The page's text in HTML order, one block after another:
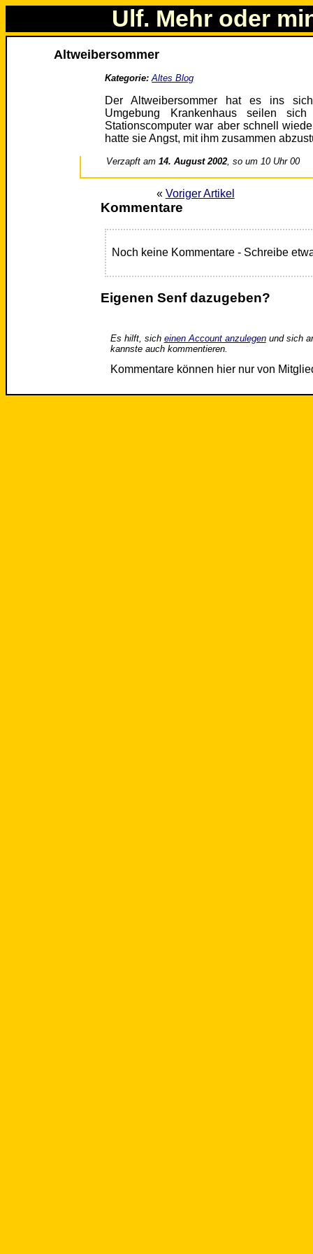
Ulf. Mehr oder
Altweibersommer
Kategorie: Altes Blog
Der Altweibersommer hat es ins
Umgebung Krankenhaus seilen
Stationscomputer war aber schnell
hatte sie Angst, mit ihm zusammen
Verzapft am14. August 2002, so um 10 Uhr 00
« Voriger Artikel
Kommentare
Noch keine Kommentare - Schreibe
Eigenen Senf dazugeben?
Es hilft, sich einen Account anzulegenund sich
kannste auch kommentieren.
Kommentare können hier nur von